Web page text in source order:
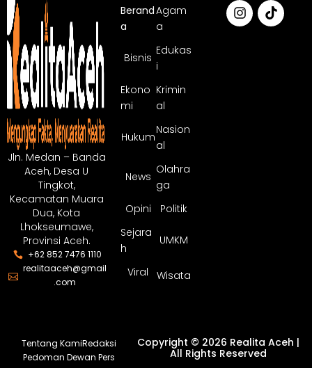
Jln. Medan – Banda
Aceh, Desa U
Tingkot,
Kecamatan Muara
Dua, Kota
Lhokseumawe,
Provinsi Aceh.
+62 852 7476 1110
realitaaceh@gmail
.com
Berand
a
Agam
a
Bisnis
Edukas
i
Ekono
mi
Krimin
al
Hukum
Nasion
al
News
Olahra
ga
Opini
Politik
Sejara
h
UMKM
Viral Wisata
Tentang KamiRedaksi
Pedoman Dewan Pers
Copyright © 2026 Realita Aceh |
All Rights Reserved